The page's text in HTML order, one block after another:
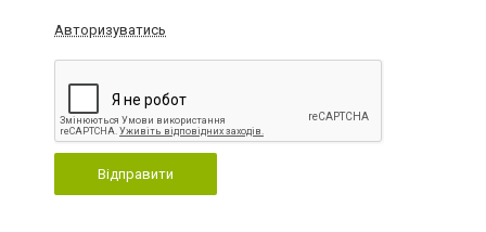
Авторизуватись
Відправити